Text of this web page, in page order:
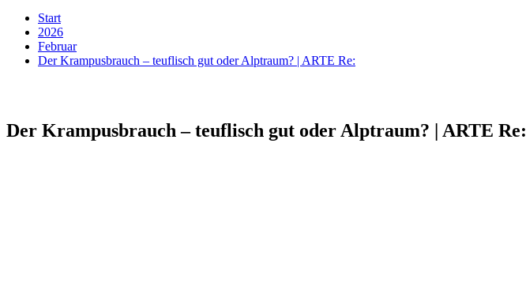
Start
2026
Februar
Der Krampusbrauch – teuflisch gut oder Alptraum? | ARTE Re:
Der Krampusbrauch – teuflisch gut oder Alptraum? | ARTE Re: